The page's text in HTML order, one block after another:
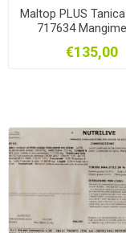
Maltop PLUS
717634
alle norme per la
€135,00